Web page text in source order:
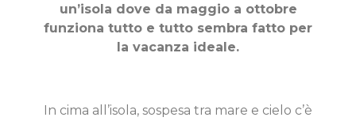
un’isola dove da maggio a ottobre
funziona tutto e tutto sembra fatto per
la vacanza ideale.
In cima all’isola, sospesa tra mare e cielo c’è